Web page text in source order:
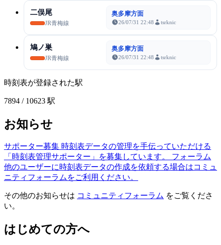
二俣尾
JR青梅線
奥多摩方面
26/07/31 22:48 tsrknic
鳩ノ巣
JR青梅線
奥多摩方面
26/07/31 22:48 tsrknic
時刻表が登録された駅
7894 / 10623 駅
お知らせ
サポーター募集 時刻表データの管理を手伝っていただける
「時刻表管理サポーター」を募集しています。
フォーラム
他のユーザーに時刻表データの作成を依頼する場合はコミュ
ニティフォーラムをご利用ください。
その他のお知らせは コミュニティフォーラム をご覧くださ
い。
はじめての方へ